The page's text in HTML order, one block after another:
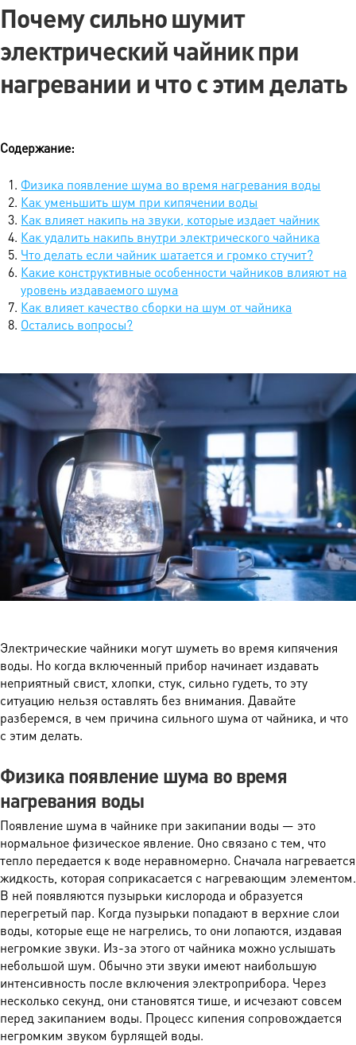
Почему сильно шумит
электрический чайник при
нагревании и что с этим делать
Содержание:
Физика появление шума во время нагревания воды
Как уменьшить шум при кипячении воды
Как влияет накипь на звуки, которые издает чайник
Как удалить накипь внутри электрического чайника
Что делать если чайник шатается и громко стучит?
Какие конструктивные особенности чайников влияют на
уровень издаваемого шума
Как влияет качество сборки на шум от чайника
Остались вопросы?
Электрические чайники могут шуметь во время кипячения
воды. Но когда включенный прибор начинает издавать
неприятный свист, хлопки, стук, сильно гудеть, то эту
ситуацию нельзя оставлять без внимания. Давайте
разберемся, в чем причина сильного шума от чайника, и что
с этим делать.
Физика появление шума во время
нагревания воды
Появление шума в чайнике при закипании воды — это
нормальное физическое явление. Оно связано с тем, что
тепло передается к воде неравномерно. Сначала нагревается
жидкость, которая соприкасается с нагревающим элементом.
В ней появляются пузырьки кислорода и образуется
перегретый пар. Когда пузырьки попадают в верхние слои
воды, которые еще не нагрелись, то они лопаются, издавая
негромкие звуки. Из-за этого от чайника можно услышать
небольшой шум. Обычно эти звуки имеют наибольшую
интенсивность после включения электроприбора. Через
несколько секунд, они становятся тише, и исчезают совсем
перед закипанием воды. Процесс кипения сопровождается
негромким звуком бурлящей воды.